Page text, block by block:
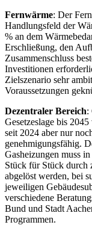
Fernwärme: Der
Handlungsfeld der
% an dem
Erschließung, den
Zusammenschluss
Investitionen
Zielszenario sehr
Voraussetzungen
Dezentraler Bereich:
Gesetzeslage bis
seit 2024 aber nur
genehmigungsfähig.
Gasheizungen muss
Stück für Stück durch
abgelöst werden, bei
jeweiligen
verschiedene
Bund und Stadt
Programmen.